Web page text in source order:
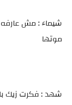
شيماء : مش
موتها
شهد : فكرت زيك